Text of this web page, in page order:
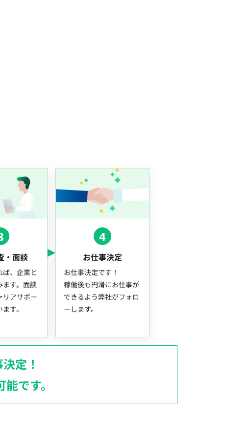
・面談
ば、企業と
ます。面談
リアサポー
す。
4
お仕事決定
お仕事決定です！
稼働後も円滑にお仕事が
できるよう弊社がフォロ
ーします。
定！
能です。